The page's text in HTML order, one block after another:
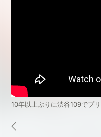
10年以上ぶりに渋谷109でプ